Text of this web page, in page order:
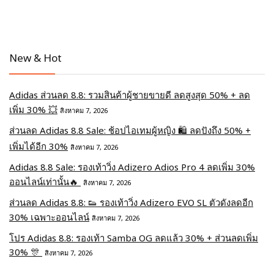
New & Hot
Adidas ส่วนลด 8.8: รวมสินค้าผู้ชายขายดี ลดสูงสุด 50% + ลด
เพิ่ม 30% 💥 สิงหาคม 7, 2026
ส่วนลด Adidas 8.8 Sale: ช้อปไอเทมผู้หญิง 🛍️ ลดปังถึง 50% +
เพิ่มได้อีก 30% สิงหาคม 7, 2026
Adidas 8.8 Sale: รองเท้าวิ่ง Adizero Adios Pro 4 ลดเพิ่ม 30%
ออนไลน์เท่านั้น🔥
สิงหาคม 7, 2026
ส่วนลด Adidas 8.8: 👟 รองเท้าวิ่ง Adizero EVO SL ตัวดังลดอีก
30% เฉพาะออนไลน์ สิงหาคม 7, 2026
โปร Adidas 8.8: รองเท้า Samba OG ลดแล้ว 30% + ส่วนลดเพิ่ม
30% 🎊 สิงหาคม 7, 2026